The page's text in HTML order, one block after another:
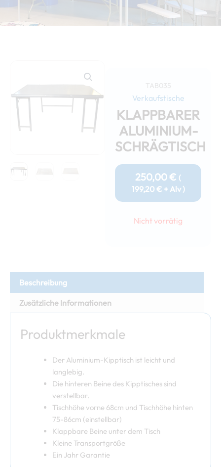
TAB035
Verkaufstische
KLAPPBARER
ALUMINIUM-
SCHRÄGTISCH
250,00 € (
199,20 € + Alv )
Nicht vorrätig
Beschreibung
Zusätzliche Informationen
Produktmerkmale
Der Aluminium-Kipptisch ist leicht und
langlebig.
Die hinteren Beine des Kipptisches sind
verstellbar.
Tischhöhe vorne 68cm und Tischhöhe hinten
75-86cm (einstellbar)
Klappbare Beine unter dem Tisch
Kleine Transportgröße
Ein Jahr Garantie